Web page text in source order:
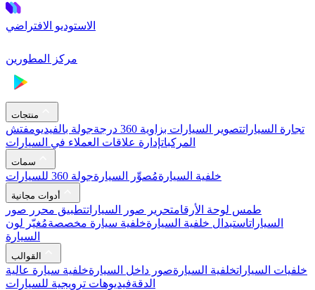
الاستوديو الافتراضي
مركز المطورين
منتجات
تجارة السياراتتصوير السيارات بزاوية 360 درجة جولة بالفيديومفتش
المركباتإدارة علاقات العملاء في السيارات
سمات
خلفية السيارةمُصوِّر السيارةجولة 360 للسيارات
أدوات مجانية
طمس لوحة الأرقامتحرير صور السياراتتطبيق محرر صور
السياراتاستبدال خلفية السيارةخلفية سيارة مخصصةمُغيّر لون
السيارة
القوالب
خلفيات السياراتخلفية السيارةصور داخل السيارةخلفية سيارة عالية
الدقةفيديوهات ترويجية للسيارات